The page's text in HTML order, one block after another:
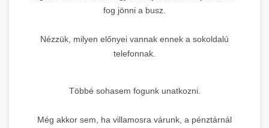
fog jönni a busz.
Nézzük, milyen előnyei vannak ennek a sokoldalú
telefonnak.
Többé sohasem fogunk unatkozni.
Még akkor sem, ha villamosra várunk, a pénztárnál